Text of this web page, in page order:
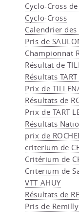
Cyclo-Cross de
Cyclo-Cross
Calendrier des
Pris de
Championnat
Résultat de
Résultats
Prix de
Résultats de
Prix de TART
Résultats
prix de
criterium de
Critérium de
Criterium de
VTT AHUY
Résultats de
Pris de